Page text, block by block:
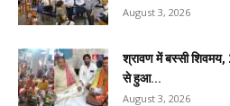
August 3, 2026
श्रावण में बस्सी शिवमय,
से हुआ...
August 3, 2026